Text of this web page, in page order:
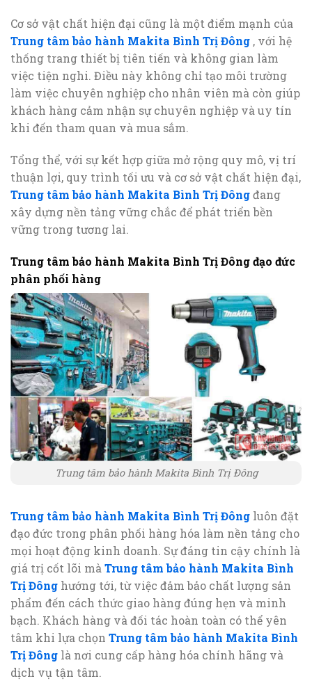
Cơ sở vật chất hiện đại cũng là một điểm mạnh của
Trung tâm bảo hành Makita Bình Trị Đông , với hệ
thống trang thiết bị tiên tiến và không gian làm
việc tiện nghi. Điều này không chỉ tạo môi trường
làm việc chuyên nghiệp cho nhân viên mà còn giúp
khách hàng cảm nhận sự chuyên nghiệp và uy tín
khi đến tham quan và mua sắm.
Tổng thể, với sự kết hợp giữa mở rộng quy mô, vị trí
thuận lợi, quy trình tối ưu và cơ sở vật chất hiện đại,
Trung tâm bảo hành Makita Bình Trị Đôngđang
xây dựng nền tảng vững chắc để phát triển bền
vững trong tương lai.
Trung tâm bảo hành Makita Bình Trị Đông đạo đức
phân phối hàng
Trung tâm bảo hành Makita Bình Trị Đông
Trung tâm bảo hành Makita Bình Trị Đông luôn đặt
đạo đức trong phân phối hàng hóa làm nền tảng cho
mọi hoạt động kinh doanh. Sự đáng tin cậy chính là
giá trị cốt lõi mà Trung tâm bảo hành Makita Bình
Trị Đông hướng tới, từ việc đảm bảo chất lượng sản
phẩm đến cách thức giao hàng đúng hẹn và minh
bạch. Khách hàng và đối tác hoàn toàn có thể yên
tâm khi lựa chọn Trung tâm bảo hành Makita Bình
Trị Đông là nơi cung cấp hàng hóa chính hãng và
dịch vụ tận tâm.